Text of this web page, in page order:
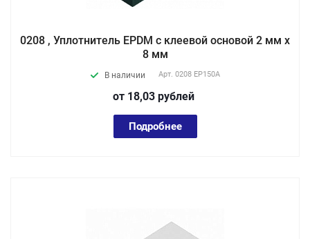
0208 , Уплотнитель EPDM с клеевой основой 2 мм х
8 мм
В наличии Арт. 0208 EP150А
от 18,03 рублей
Подробнее